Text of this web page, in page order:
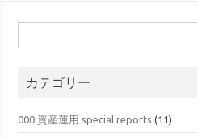
カテゴリー
000 資産運用 special reports (11)